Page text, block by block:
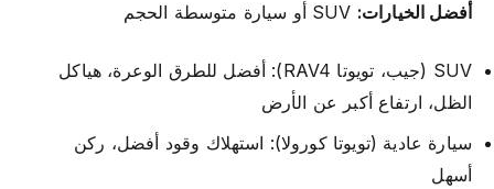
أفضل الخيارات:
SUV (جيب، تويوتا RAV4): أفضل للطرق الوعرة، هياكل
الظل، ارتفاع أكبر عن الأرض
سيارة عادية (تويوتا كورولا): استهلاك وقود أفضل، ركن
أسهل